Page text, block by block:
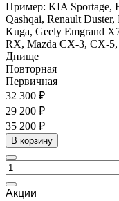
Пример: KIA Sportage,
Qashqai, Renault
Kuga, Geely Emgrand
RX, Mazda CX-3, CX-
Днище
Повторная
Первичная
32 300 ₽
29 200 ₽
35 200 ₽
В корзину
Акции